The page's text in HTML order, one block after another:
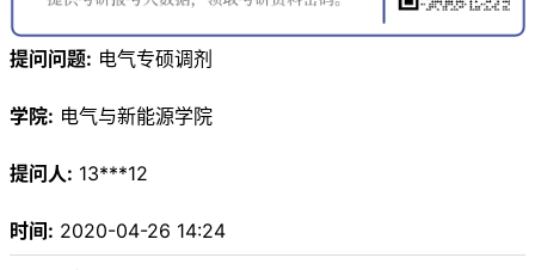
提问问题: 电气专硕调剂
学院: 电气与新能源学院
提问人: 13***12
时间: 2020-04-26 14:24